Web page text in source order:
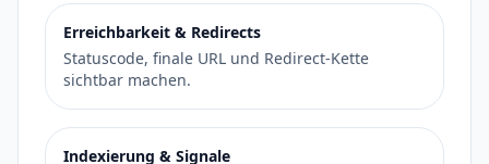
Erreichbarkeit & Redirects
Statuscode, finale URL und Redirect-Kette
sichtbar machen.
Indexierung & Signale